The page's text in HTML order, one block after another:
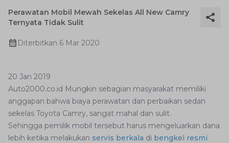
Perawatan Mobil Mewah Sekelas All New Camry
Ternyata Tidak Sulit
Diterbitkan 6 Mar 2020
20 Jan 2019
Auto2000.co.id Mungkin sebagian masyarakat memiliki
anggapan bahwa biaya perawatan dan perbaikan sedan
sekelas Toyota Camry, sangat mahal dan sulit.
Sehingga pemilik mobil tersebut harus mengeluarkan dana
lebih ketika melakukan servis berkala di bengkel resmi